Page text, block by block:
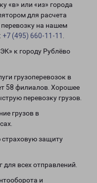
«в» или «из» города
для расчета
перевозку на нашем
+7 (495) 660-11-11
к городу Рублёво
грузоперевозок в
58 филиалов. Хорошее
перевозку грузов.
грузов в
защиту
всех отправлений.
и